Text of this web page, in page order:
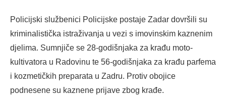
Policijski službenici Policijske postaje Zadar dovršili su
kriminalistička istraživanja u vezi s imovinskim kaznenim
djelima. Sumnjiče se 28-godišnjaka za krađu moto-
kultivatora u Radovinu te 56-godišnjaka za krađu parfema
i kozmetičkih preparata u Zadru. Protiv obojice
podnesene su kaznene prijave zbog krađe.